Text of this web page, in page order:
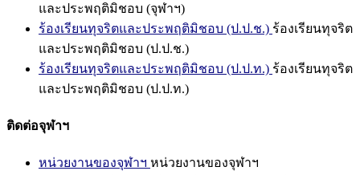
และประพฤติมิชอบ (จุฬาฯ)
ร้องเรียนทุจริตและประพฤติมิชอบ (ป.ป.ช.) ร้องเรียนทุจริต
และประพฤติมิชอบ (ป.ป.ช.)
ร้องเรียนทุจริตและประพฤติมิชอบ (ป.ป.ท.) ร้องเรียนทุจริต
และประพฤติมิชอบ (ป.ป.ท.)
ติดต่อจุฬาฯ
หน่วยงานของจุฬาฯ หน่วยงานของจุฬาฯ